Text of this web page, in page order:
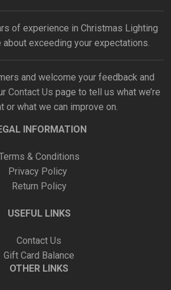
of experience in Christmas Lighting
exceeding your expectations.
and welcome your feedback and
Contact Us page to tell us what we’re
or what we can improve on.
INFORMATION
& Conditions
Privacy Policy
Return Policy
USEFUL LINKS
Contact Us
Gift Card Balance
OTHER LINKS